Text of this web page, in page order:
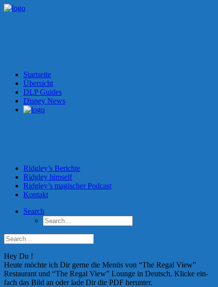
Startseite
Übersicht
DLP Guides
Disney News
Ridgley’s Berichte
Ridgley himself
Ridgley’s magischer Podcast
Kontakt
Search
Hey Du !
Heu­te möch­te ich Dir ger­ne die Menüs von “The Regal View”
Restau­rant und “The Regal View” Lounge in Deutsch. Kli­cke ein­
fach das Bild an oder lade Dir die PDF her­un­ter.